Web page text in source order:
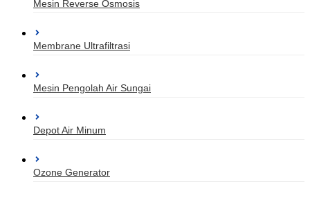
Mesin Reverse Osmosis
Membrane Ultrafiltrasi
Mesin Pengolah Air Sungai
Depot Air Minum
Ozone Generator